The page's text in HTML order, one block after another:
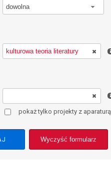
dowolna
pokaż tylko projekty z aparaturą
Wyczyść formularz